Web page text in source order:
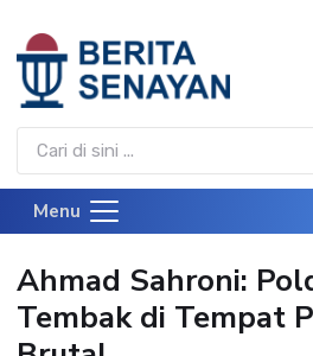
Menu
Ahmad Sahroni:
Tembak di Tempat